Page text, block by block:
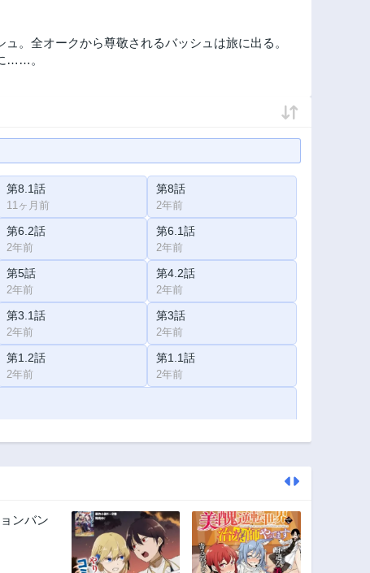
。全オークから尊敬されるバッシュは旅に出る。
……。
第8.1話
11ヶ月前
第8話
2年前
第6.2話
2年前
第6.1話
2年前
第5話
2年前
第4.2話
2年前
第3.1話
2年前
第3話
2年前
第1.2話
2年前
第1.1話
2年前